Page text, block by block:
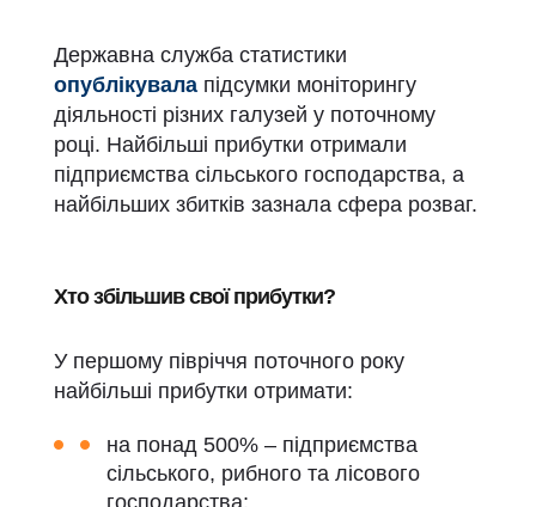
Державна служба статистики
опублікувала підсумки моніторингу
діяльності різних галузей у поточному
році. Найбільші прибутки отримали
підприємства сільського господарства, а
найбільших збитків зазнала сфера розваг.
Хто збільшив свої прибутки?
У першому півріччя поточного року
найбільші прибутки отримати:
на понад 500% – підприємства
сільського, рибного та лісового
господарства;